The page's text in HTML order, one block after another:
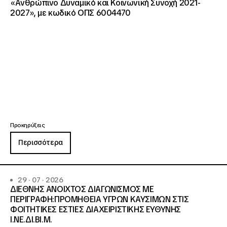
«Ανθρώπινο Δυναμικό και Κοινωνική Συνοχή 2021-
2027», με κωδικό ΟΠΣ 6004470
Προκηρύξεις
Περισσότερα
29 · 07 · 2026
ΔΙΕΘΝΗΣ ΑΝΟΙΧΤΟΣ ΔΙΑΓΩΝΙΣΜΟΣ ΜΕ
ΠΕΡΙΓΡΑΦΗ:ΠΡΟΜΗΘΕΙΑ ΥΓΡΩΝ ΚΑΥΣΙΜΩΝ ΣΤΙΣ
ΦΟΙΤΗΤΙΚΕΣ ΕΣΤΙΕΣ ΔΙΑΧΕΙΡΙΣΤΙΚΗΣ ΕΥΘΥΝΗΣ
Ι.ΝΕ.ΔΙ.ΒΙ.Μ.